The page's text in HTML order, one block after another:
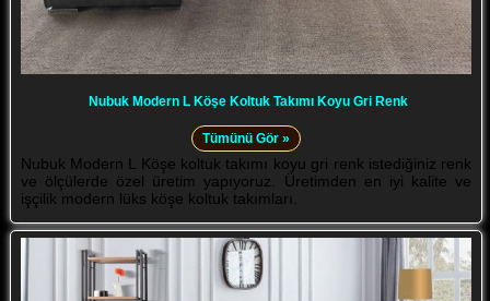
Nubuk Modern L Köşe Koltuk Takımı Koyu Gri Renk
Tümünü Gör »
Nubuk Modern L Köşe koltuk takımı koyu gri renk istediğiniz renk
ve ölçülerde özel üretim yapıyoruz. Üretimden en iyi kalite ve
işçilik modern lüks köşe koltuk takımları.